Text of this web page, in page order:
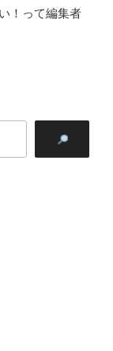
！って編集者